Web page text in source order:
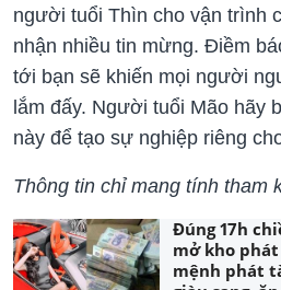
người tuổi Thìn cho vận trình
nhận nhiều tin mừng. Điềm
tới bạn sẽ khiến mọi người
lắm đấy. Người tuổi Mão hãy
này để tạo sự nghiệp riêng
Thông tin chỉ mang tính tham
Đúng 17h
mở kho
mệnh phát